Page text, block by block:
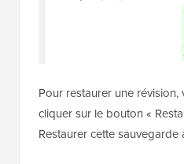
Pour restaurer une
cliquer sur le bouton «
Restaurer cette sauvegarde